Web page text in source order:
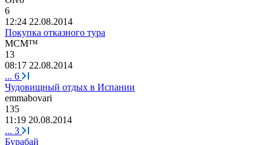
6
12:24 22.08.2014
Покупка отказного тура
MСM™
13
08:17 22.08.2014
... 6
Чудовищный отдых в Испании
emmabovari
135
11:19 20.08.2014
... 3
Бурабай